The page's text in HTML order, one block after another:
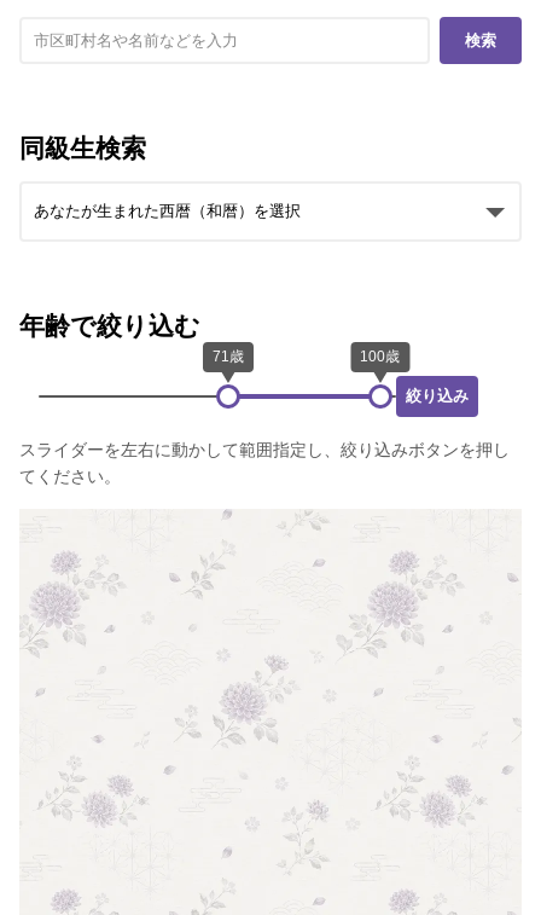
検索
同級生検索
年齢で絞り込む
絞り込み
スライダーを左右に動かして範囲指定し、絞り込みボタンを押し
てください。